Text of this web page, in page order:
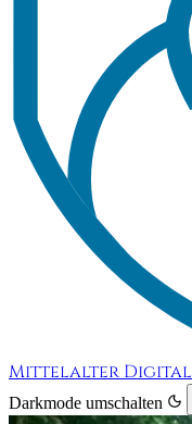
Mittelalter Digital
Darkmode umschalten